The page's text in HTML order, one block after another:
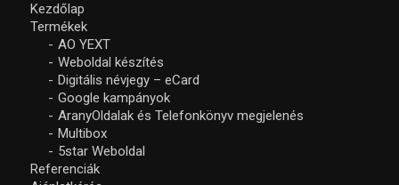
Kezdőlap
Termékek
AO YEXT
Weboldal készítés
Digitális névjegy – eCard
Google kampányok
AranyOldalak és Telefonkönyv megjelenés
Multibox
5star Weboldal
Referenciák